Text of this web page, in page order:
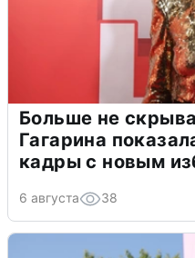
Больше не
Гагарина
кадры с новым
6 августа 38